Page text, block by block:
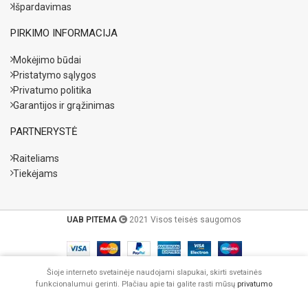
Išpardavimas
PIRKIMO INFORMACIJA
Mokėjimo būdai
Pristatymo sąlygos
Privatumo politika
Garantijos ir grąžinimas
PARTNERYSTĖ
Raiteliams
Tiekėjams
UAB PITEMA 2021 Visos teisės saugomos
PagrindinisKrepšelis
Šioje interneto svetainėje naudojami slapukai, skirti svetainės
funkcionalumui gerinti. Plačiau apie tai galite rasti mūsų privatumo